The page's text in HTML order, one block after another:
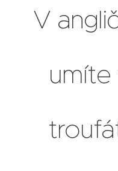
V
umíte